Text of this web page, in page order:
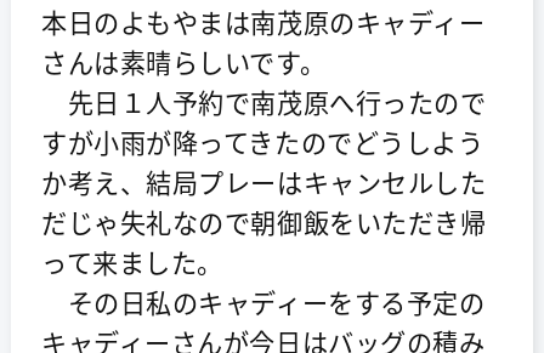
本日のよもやまは南茂原のキャディー
さんは素晴らしいです。
先日１人予約で南茂原へ行ったので
すが小雨が降ってきたのでどうしよう
か考え、結局プレーはキャンセルした
だじゃ失礼なので朝御飯をいただき帰
って来ました。
その日私のキャディーをする予定の
キャディーさんが今日はバッグの積み